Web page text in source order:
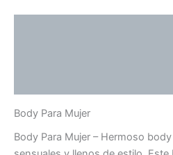
Body Para Mujer
Body Para Mujer – Hermoso